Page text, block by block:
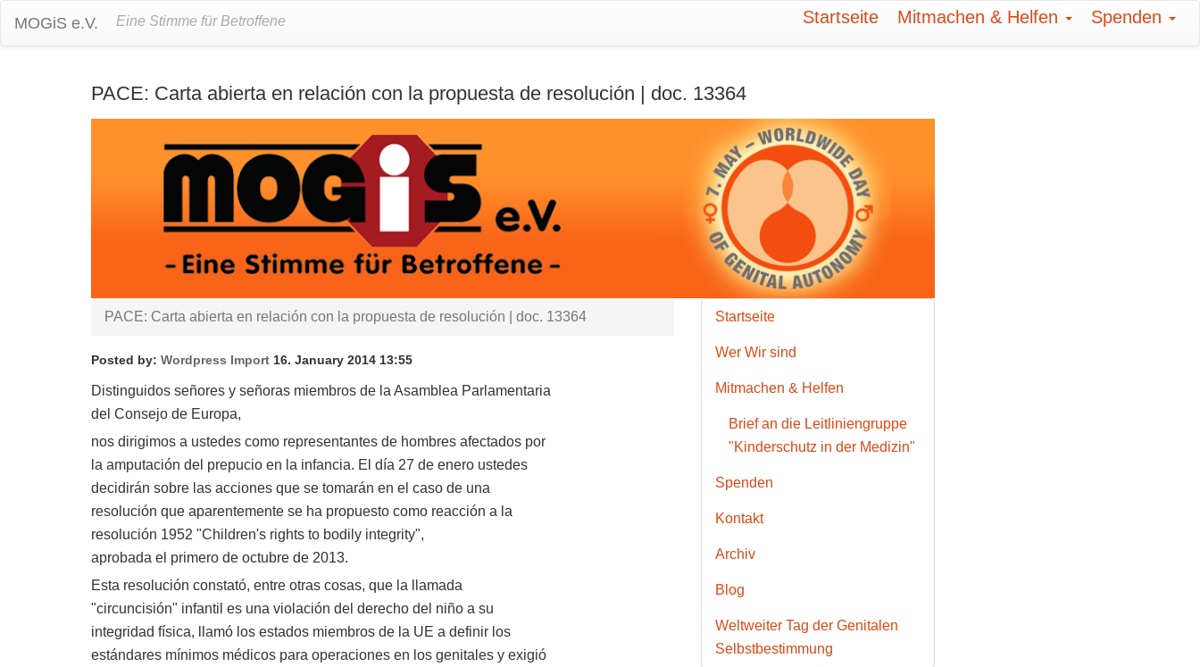
MOGiS e.V. Eine Stimme für Betroffene Startseite Mitmachen & Helfen Spenden
PACE: Carta abierta en relación con la propuesta de resolución | doc. 13364
PACE: Carta abierta en relación con la propuesta de resolución | doc. 13364
Posted by: Wordpress Import 16. January 2014 13:55
Distinguidos señores y señoras miembros de la Asamblea Parlamentaria
del Consejo de Europa,
nos dirigimos a ustedes como representantes de hombres afectados por
la amputación del prepucio en la infancia. El día 27 de enero ustedes
decidirán sobre las acciones que se tomarán en el caso de una
resolución que aparentemente se ha propuesto como reacción a la
resolución 1952 "Children's rights to bodily integrity",
aprobada el primero de octubre de 2013.
Esta resolución constató, entre otras cosas, que la llamada
"circuncisión" infantil es una violación del derecho del niño a su
integridad física, llamó los estados miembros de la UE a definir los
estándares mínimos médicos para operaciones en los genitales y exigió
Startseite
Wer Wir sind
Mitmachen & Helfen
Brief an die Leitliniengruppe
"Kinderschutz in der Medizin"
Spenden
Kontakt
Archiv
Blog
Weltweiter Tag der Genitalen
Selbstbestimmung